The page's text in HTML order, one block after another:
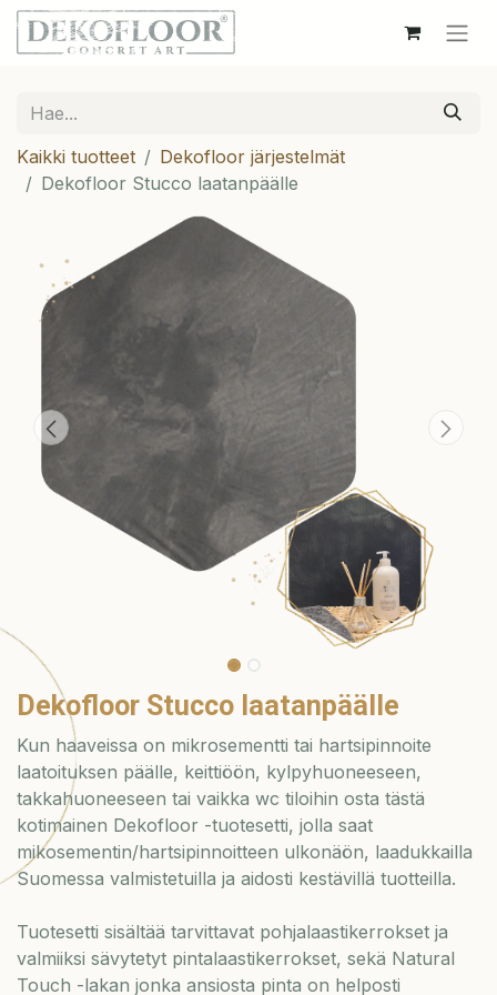
Kaikki tuotteet
Dekofloor järjestelmät
Dekofloor Stucco laatanpäälle
Dekofloor Stucco laatanpäälle
Kun haaveissa on mikrosementti tai hartsipinnoite
laatoituksen päälle, keittiöön, kylpyhuoneeseen,
takkahuoneeseen tai vaikka wc tiloihin osta tästä
kotimainen Dekofloor -tuotesetti, jolla saat
mikosementin/hartsipinnoitteen ulkonäön, laadukkailla
Suomessa valmistetuilla ja aidosti kestävillä tuotteilla.
Tuotesetti sisältää tarvittavat pohjalaastikerrokset ja
valmiiksi sävytetyt pintalaastikerrokset, sekä Natural
Touch -lakan jonka ansiosta pinta on helposti